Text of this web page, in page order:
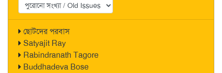
ছোটদের পরবাস
Satyajit Ray
Rabindranath Tagore
Buddhadeva Bose